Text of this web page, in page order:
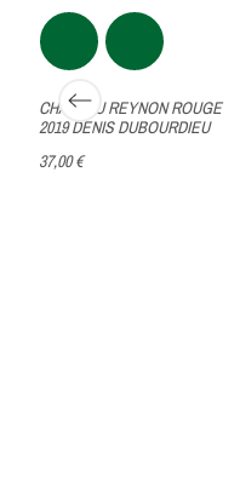
CHÂTEAU REYNON ROUGE
2019 DENIS DUBOURDIEU
37,00 €